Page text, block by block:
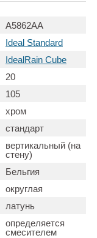
A5862AA
Ideal Standard
IdealRain Cube
20
105
хром
стандарт
вертикальный (на
стену)
Бельгия
округлая
латунь
определяется
смесителем